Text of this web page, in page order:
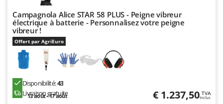
Campagnola Alice STAR 58 PLUS - Peigne vibreur
électrique à batterie - Personnalisez votre peigne
vibreur !
Offert par AgriEuro
Disponibilité:43
Livraison gratuite
13 août - 17 août € 1.237,50 TVA
Inclus